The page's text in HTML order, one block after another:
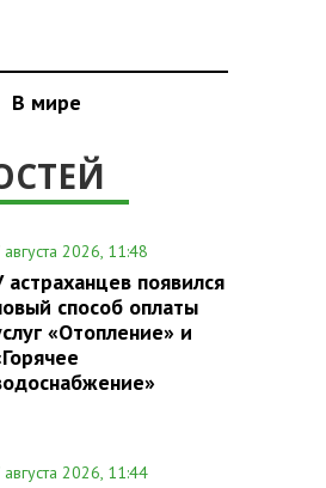
В мире
августа 2026, 11:48
астраханцев появился
способ оплаты
«Отопление» и
августа 2026, 11:44